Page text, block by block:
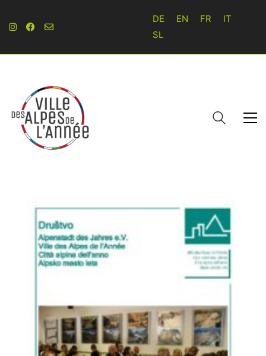
DE EN FR
IT
SL